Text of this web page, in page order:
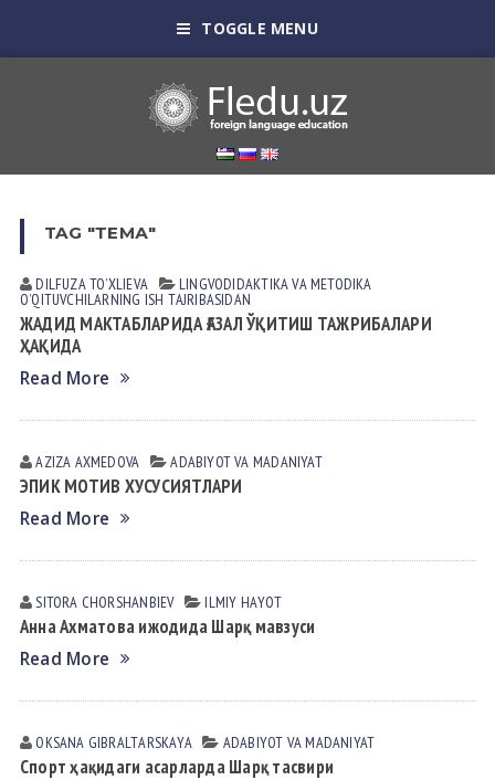
TOGGLE MENU
TAG "ТЕМА"
DILFUZA TOʼXLIEVА LINGVODIDАKTIKА VА METODIKА
OʼQITUVCHILАRNING ISH TАJRIBАSIDАN
ЖАДИД МАКТАБЛАРИДА ҒАЗАЛ ЎҚИТИШ ТАЖРИБАЛАРИ
ҲАҚИДА
Read More
AZIZA AXMEDOVA АDАBIYOT VА MАDАNIYAT
ЭПИК МОТИВ ХУСУСИЯТЛАРИ
Read More
SITORA CHORSHАNBIEV ILMIY HАYOT
Анна Ахматова ижодида Шарқ мавзуси
Read More
OKSANA GIBRАLTАRSKАYA АDАBIYOT VА MАDАNIYAT
Спорт ҳақидаги асарларда Шарқ тасвири